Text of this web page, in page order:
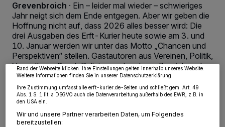
Grevenbroich · Ein – leider mal wieder – schwieriges
Jahr neigt sich dem Ende entgegen. Aber wir geben die
Hoffnung nicht auf, dass 2026 alles besser wird: Die
drei Ausgaben des Erft-Kurier heute sowie am 3. und
10. Januar werden wir unter das Motto „Chancen und
Perspektiven“ stellen. Gastautoren aus Vereinen, Politik,
Verwaltung, Sport, Religion und anderen Bereichen des
gesellschaftlichen Lebens werden hier zu Wort
kommen.
Wir und unsere 218
-Partner speichern und greifen auf personenbezogene Daten
wie Browserdaten oder eindeutige Kennungen auf Ihrem Gerät zu. Durch Auswahl
von OK aktivieren Sie Tracking-Technologien für die unter „Wir und unsere
Partner verarbeiten Daten, um Ihnen Dienste bereitzustellen“ aufgeführten
Zwecke. Wenn Tracker deaktiviert sind, sind manche Inhalte und Anzeigen
möglicherweise nicht mehr so relevant für Sie. Sie können dieses Menü jederzeit
wieder aufrufen, um Ihre Einstellungen zu ändern oder Ihre Einwilligung zu
widerrufen, indem Sie auf den Link Einstellungen oder Ablehnen am unteren
Rand der Webseite klicken. Ihre Einstellungen gelten innerhalb unseres Website.
Weitere Informationen finden Sie in unserer Datenschutzerklärung.
Ihre Zustimmung umfasst alle erft-kurier.de-Seiten und schließt gem. Art. 49
Abs. 1 S. 1 lit. a DSGVO auch die Datenverarbeitung außerhalb des EWR, z.B. in
den USA ein.
Wir und unsere Partner verarbeiten Daten, um Folgendes
bereitzustellen: